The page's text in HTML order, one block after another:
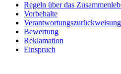
Regeln über das
Vorbehalte
Verantwortungszurückweisung
Bewertung
Reklamation
Einspruch